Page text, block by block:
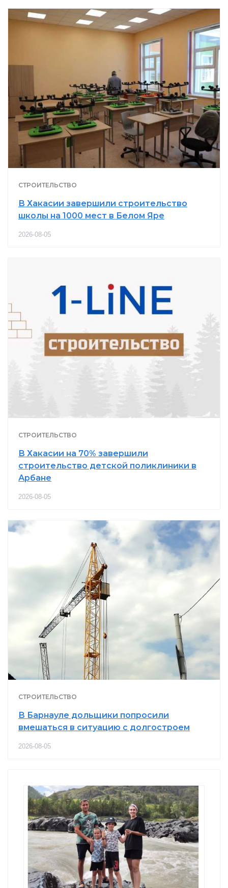
СТРОИТЕЛЬСТВО
В Хакасии завершили строительство
школы на 1000 мест в Белом Яре
2026-08-05
СТРОИТЕЛЬСТВО
В Хакасии на 70% завершили
строительство детской поликлиники в
Арбане
2026-08-05
СТРОИТЕЛЬСТВО
В Барнауле дольщики попросили
вмешаться в ситуацию с долгостроем
2026-08-05